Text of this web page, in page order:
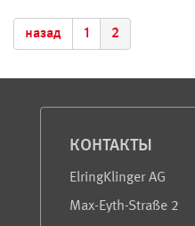
назад 1 2
КОНТАКТЫ
ElringKlinger AG
Max-Eyth-Straße 2